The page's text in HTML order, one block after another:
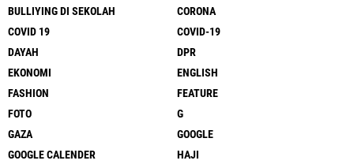
BULLIYING DI SEKOLAH
CORONA
COVID 19
COVID-19
DAYAH
DPR
EKONOMI
ENGLISH
FASHION
FEATURE
FOTO
G
GAZA
GOOGLE
GOOGLE CALENDER
HAJI